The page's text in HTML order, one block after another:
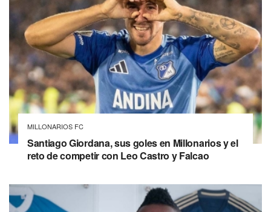
MILLONARIOS FC
Santiago Giordana, sus goles en Millonarios y el
reto de competir con Leo Castro y Falcao